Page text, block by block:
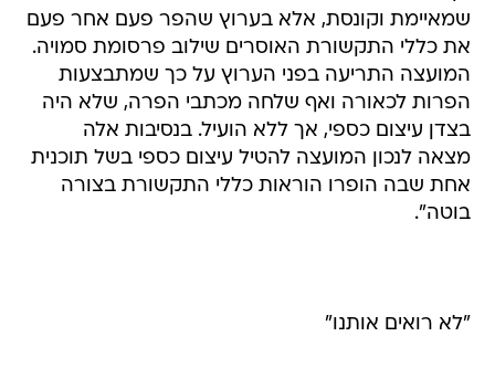
שמאיימת וקונסת, אלא בערוץ שהפר פעם אחר פעם
את כללי התקשורת האוסרים שילוב פרסומת סמויה.
המועצה התריעה בפני הערוץ על כך שמתבצעות
הפרות לכאורה ואף שלחה מכתבי הפרה, שלא היה
בצדן עיצום כספי, אך ללא הועיל. בנסיבות אלה
מצאה לנכון המועצה להטיל עיצום כספי בשל תוכנית
אחת שבה הופרו הוראות כללי התקשורת בצורה
בוטה".
"לא רואים אותנו"